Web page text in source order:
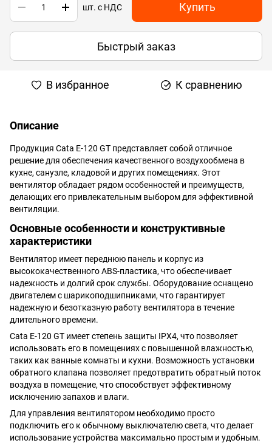
шт. с НДС Купить
Быстрый заказ
В избранное К сравнению
Описание
Продукция Cata E-120 GТ представляет собой отличное
решение для обеспечения качественного воздухообмена в
кухне, санузле, кладовой и других помещениях. Этот
вентилятор обладает рядом особенностей и преимуществ,
делающих его привлекательным выбором для эффективной
вентиляции.
Основные особенности и конструктивные
характеристики
Вентилятор имеет переднюю панель и корпус из
высококачественного ABS-пластика, что обеспечивает
надежность и долгий срок службы. Оборудование оснащено
двигателем с шарикоподшипниками, что гарантирует
надежную и безотказную работу вентилятора в течение
длительного времени.
Cata E-120 GТ имеет степень защиты IPX4, что позволяет
использовать его в помещениях с повышенной влажностью,
таких как ванные комнаты и кухни. Возможность установки
обратного клапана позволяет предотвратить обратный поток
воздуха в помещение, что способствует эффективному
исключению запахов и влаги.
Для управления вентилятором необходимо просто
подключить его к обычному выключателю света, что делает
использование устройства максимально простым и удобным.